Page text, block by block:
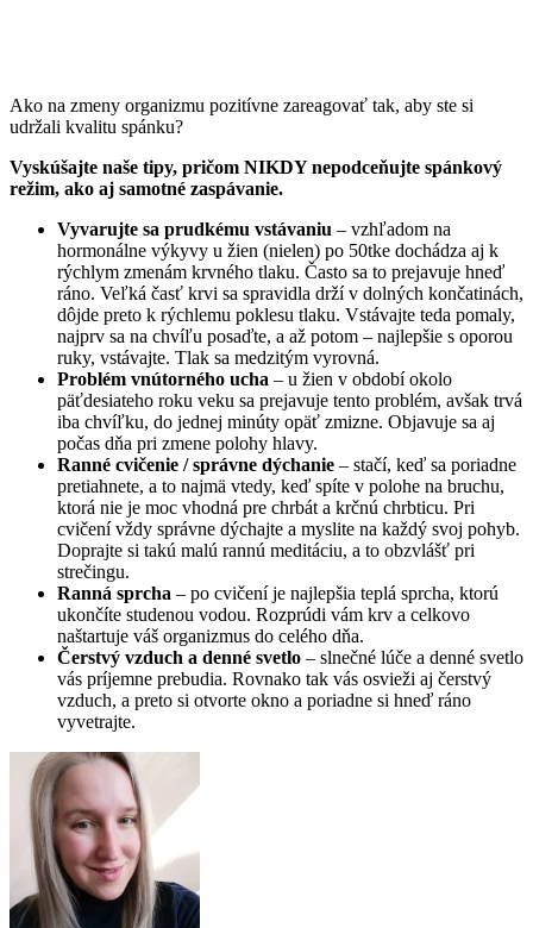
Ako na zmeny organizmu pozitívne zareagovať tak, aby ste si
udržali kvalitu spánku?
Vyskúšajte naše tipy, pričom NIKDY nepodceňujte spánkový
režim, ako aj samotné zaspávanie.
Vyvarujte sa prudkému vstávaniu – vzhľadom na
hormonálne výkyvy u žien (nielen) po 50tke dochádza aj k
rýchlym zmenám krvného tlaku. Často sa to prejavuje hneď
ráno. Veľká časť krvi sa spravidla drží v dolných končatinách,
dôjde preto k rýchlemu poklesu tlaku. Vstávajte teda pomaly,
najprv sa na chvíľu posaďte, a až potom – najlepšie s oporou
ruky, vstávajte. Tlak sa medzitým vyrovná.
Problém vnútorného ucha – u žien v období okolo
päťdesiateho roku veku sa prejavuje tento problém, avšak trvá
iba chvíľku, do jednej minúty opäť zmizne. Objavuje sa aj
počas dňa pri zmene polohy hlavy.
Ranné cvičenie / správne dýchanie – stačí, keď sa poriadne
pretiahnete, a to najmä vtedy, keď spíte v polohe na bruchu,
ktorá nie je moc vhodná pre chrbát a krčnú chrbticu. Pri
cvičení vždy správne dýchajte a myslite na každý svoj pohyb.
Doprajte si takú malú rannú meditáciu, a to obzvlášť pri
strečingu.
Ranná sprcha – po cvičení je najlepšia teplá sprcha, ktorú
ukončíte studenou vodou. Rozprúdi vám krv a celkovo
naštartuje váš organizmus do celého dňa.
Čerstvý vzduch a denné svetlo – slnečné lúče a denné svetlo
vás príjemne prebudia. Rovnako tak vás osvieži aj čerstvý
vzduch, a preto si otvorte okno a poriadne si hneď ráno
vyvetrajte.